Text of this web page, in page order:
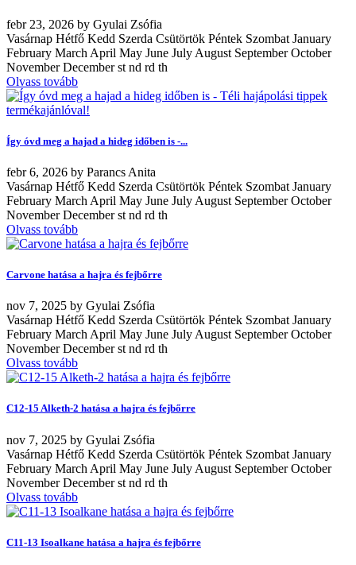
febr 23, 2026 by Gyulai Zsófia
Vasárnap Hétfő Kedd Szerda Csütörtök Péntek Szombat January
February March April May June July August September October
November December st nd rd th
Olvass tovább
Így óvd meg a hajad a hideg időben is -...
febr6, 2026 by Parancs Anita
Vasárnap Hétfő Kedd Szerda Csütörtök Péntek Szombat January
February March April May June July August September October
November December st nd rd th
Olvass tovább
Carvone hatása a hajra és fejbőrre
nov 7, 2025 by Gyulai Zsófia
Vasárnap Hétfő Kedd Szerda Csütörtök Péntek Szombat January
February March April May June July August September October
November December st nd rd th
Olvass tovább
C12-15 Alketh-2 hatása a hajra és fejbőrre
nov 7, 2025 by Gyulai Zsófia
Vasárnap Hétfő Kedd Szerda Csütörtök Péntek Szombat January
February March April May June July August September October
November December st nd rd th
Olvass tovább
C11-13 Isoalkane hatása a hajra és fejbőrre